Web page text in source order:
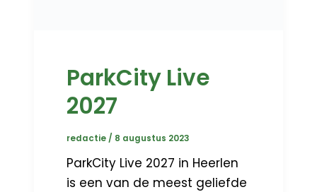
ParkCity Live
2027
redactie / 8 augustus 2023
ParkCity Live 2027 in Heerlen
is een van de meest geliefde